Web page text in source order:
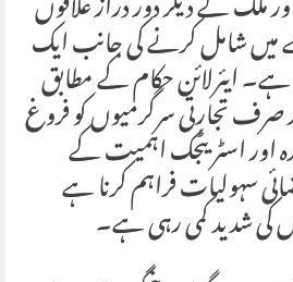
میں شامل کرنے کی جانب ایک
ہے۔ ایئرلائن حکام کے مطابق
تجارتی سرگرمیوں کو فروغ
اور اسٹریٹجک اہمیت کے
سہولیات فراہم کرنا ہے
کی شدید کمی رہی ہے۔